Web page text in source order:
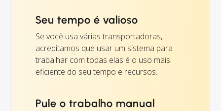
Seu tempo é valioso
Se você usa várias transportadoras,
acreditamos que usar um sistema para
trabalhar com todas elas é o uso mais
eficiente do seu tempo e recursos.
Pule o trabalho manual